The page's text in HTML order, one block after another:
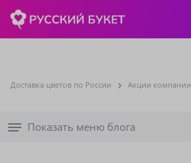
Доставка цветов по России Акции компании
Показать меню блога